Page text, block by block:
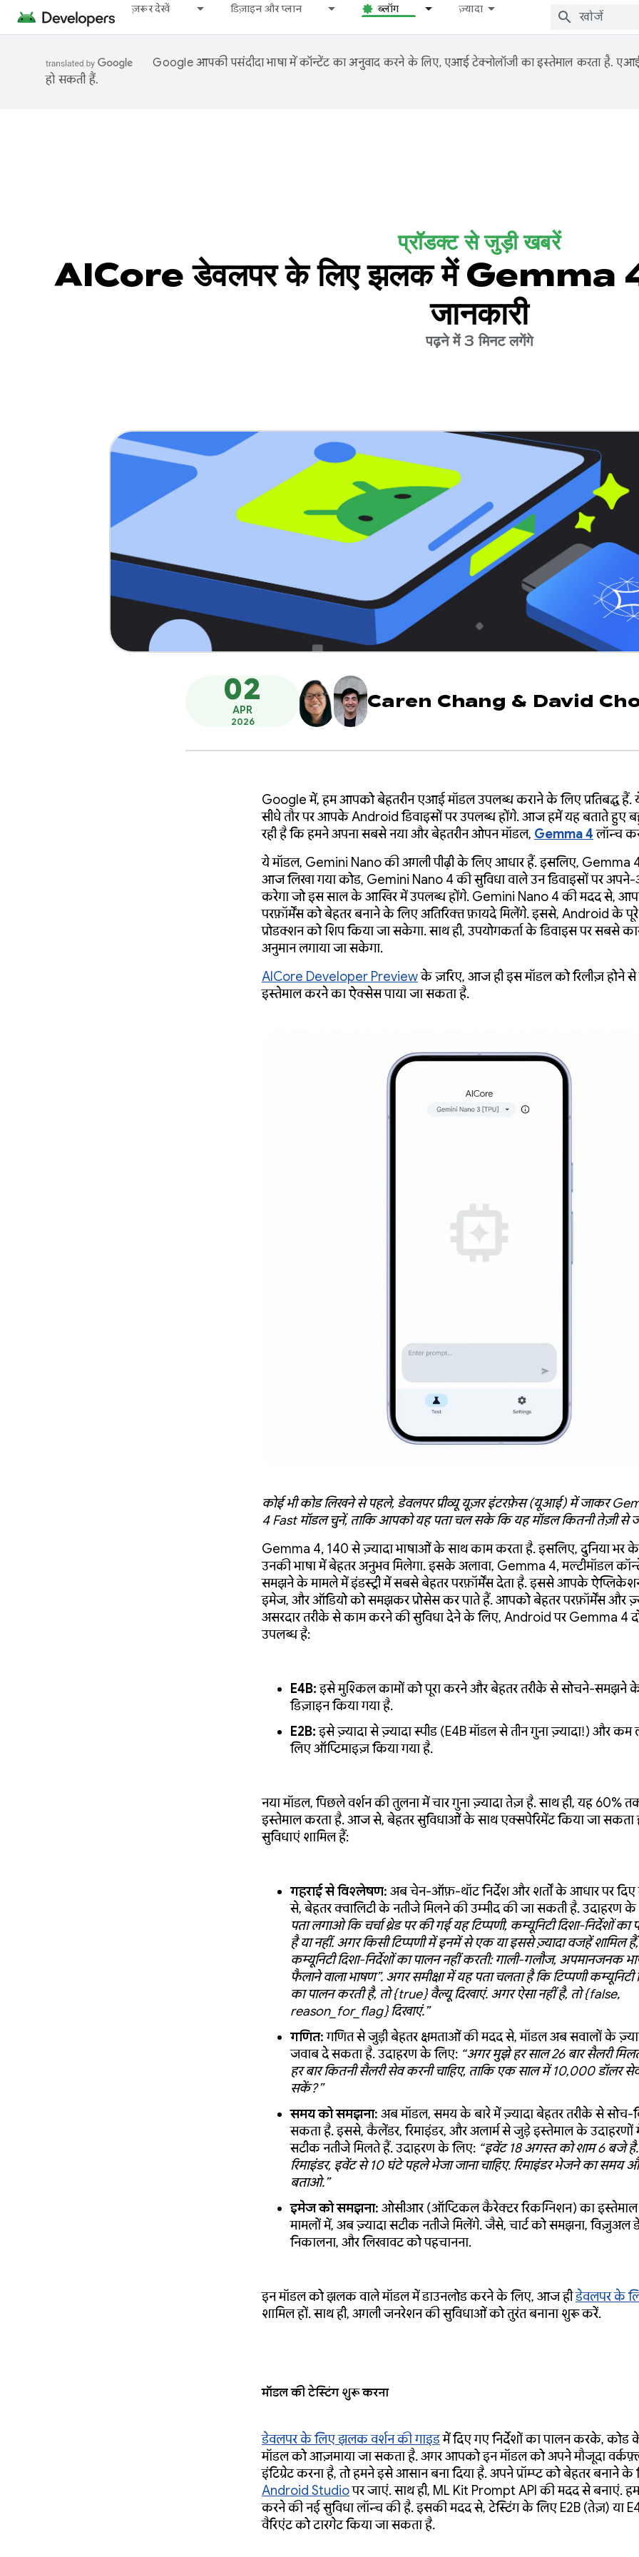
ज़रूर देखें डिज़ाइन और प्लान ब्लॉग ज़्यादा
Google आपकी पसंदीदा भाषा में कॉन्टेंट का अनुवाद करने के लिए, एआई टेक्नोलॉजी का इस्तेमाल करता है.
हो सकती हैं.
प्रॉडक्ट से जुड़ी खबरें
AICore डेवलपर के लिए झलक में Gemma 4
जानकारी
पढ़ने में 3 मिनट लगेंगे
02
APR
2026
Caren Chang & David
Google में, हम आपको बेहतरीन एआई मॉडल उपलब्ध कराने के लिए प्रतिबद्ध हैं.
सीधे तौर पर आपके Android डिवाइसों पर उपलब्ध होंगे. आज हमें यह बताते हुए
रही है कि हमने अपना सबसे नया और बेहतरीन ओपन मॉडल, Gemma 4लॉन्च
ये मॉडल, Gemini Nano की अगली पीढ़ी के लिए आधार हैं. इसलिए, Gemma
आज लिखा गया कोड, Gemini Nano 4 की सुविधा वाले उन डिवाइसों पर
करेगा जो इस साल के आखिर में उपलब्ध होंगे. Gemini Nano 4 की मदद से,
परफ़ॉर्मेंस को बेहतर बनाने के लिए अतिरिक्त फ़ायदे मिलेंगे. इससे, Android के
प्रोडक्शन को शिप किया जा सकेगा. साथ ही, उपयोगकर्ता के डिवाइस पर सबसे
अनुमान लगाया जा सकेगा.
AICore Developer Previewके ज़रिए, आज ही इस मॉडल को रिलीज़ होने
इस्तेमाल करने का ऐक्सेस पाया जा सकता है.
कोई भी कोड लिखने से पहले, डेवलपर प्रीव्यू यूज़र इंटरफ़ेस (यूआई) में जाकर
4 Fast मॉडल चुनें, ताकि आपको यह पता चल सके कि यह मॉडल कितनी तेज़ी से
Gemma 4, 140 से ज़्यादा भाषाओं के साथ काम करता है. इसलिए, दुनिया भर
उनकी भाषा में बेहतर अनुभव मिलेगा. इसके अलावा, Gemma 4, मल्टीमॉडल
समझने के मामले में इंडस्ट्री में सबसे बेहतर परफ़ॉर्मेंस देता है. इससे आपके
इमेज, और ऑडियो को समझकर प्रोसेस कर पाते हैं. आपको बेहतर परफ़ॉर्मेंस और
असरदार तरीके से काम करने की सुविधा देने के लिए, Android पर Gemma 4
उपलब्ध है:
E4B:इसे मुश्किल कामों को पूरा करने और बेहतर तरीके से सोचने-समझने
डिज़ाइन किया गया है.
E2B:इसे ज़्यादा से ज़्यादा स्पीड (E4B मॉडल से तीन गुना ज़्यादा!) और
लिए ऑप्टिमाइज़ किया गया है.
नया मॉडल, पिछले वर्शन की तुलना में चार गुना ज़्यादा तेज़ है. साथ ही, यह 60%
इस्तेमाल करता है. आज से, बेहतर सुविधाओं के साथ एक्सपेरिमेंट किया जा सकता
सुविधाएं शामिल हैं:
गहराई से विश्लेषण: अब चेन-ऑफ़-थॉट निर्देश और शर्तों के आधार पर दिए
से, बेहतर क्वालिटी के नतीजे मिलने की उम्मीद की जा सकती है. उदाहरण
पता लगाओ कि चर्चा थ्रेड पर की गई यह टिप्पणी, कम्यूनिटी दिशा-निर्देशों का
है या नहीं. अगर किसी टिप्पणी में इनमें से एक या इससे ज़्यादा वजहें शामिल
कम्यूनिटी दिशा-निर्देशों का पालन नहीं करती: गाली-गलौज, अपमानजनक
फैलाने वाला भाषण”. अगर समीक्षा में यह पता चलता है कि टिप्पणी कम्यूनिटी
का पालन करती है, तो {true} वैल्यू दिखाएं. अगर ऐसा नहीं है, तो {false,
reason_for_flag} दिखाएं.”
गणित:गणित से जुड़ी बेहतर क्षमताओं की मदद से, मॉडल अब सवालों के
जवाब दे सकता है. उदाहरण के लिए: “अगर मुझे हर साल 26 बार सैलरी
हर बार कितनी सैलरी सेव करनी चाहिए, ताकि एक साल में 10,000 डॉलर
सकें?”
समय को समझना: अब मॉडल, समय के बारे में ज़्यादा बेहतर तरीके से सोच-
सकता है. इससे, कैलेंडर, रिमाइंडर, और अलार्म से जुड़े इस्तेमाल के उदाहरणों
सटीक नतीजे मिलते हैं. उदाहरण के लिए: “इवेंट 18 अगस्त को शाम 6 बजे
रिमाइंडर, इवेंट से 10 घंटे पहले भेजा जाना चाहिए. रिमाइंडर भेजने का समय
बताओ.”
इमेज को समझना: ओसीआर (ऑप्टिकल कैरेक्टर रिकग्निशन) का
मामलों में, अब ज़्यादा सटीक नतीजे मिलेंगे. जैसे, चार्ट को समझना, विज़ुअल
निकालना, और लिखावट को पहचानना.
इन मॉडल को झलक वाले मॉडल में डाउनलोड करने के लिए, आज हीडेवलपर के
शामिल हों. साथ ही, अगली जनरेशन की सुविधाओं को तुरंत बनाना शुरू करें.
मॉडल की टेस्टिंग शुरू करना
डेवलपर के लिए झलक वर्शन की गाइडमें दिए गए निर्देशों का पालन करके, कोड
मॉडल को आज़माया जा सकता है. अगर आपको इन मॉडल को अपने मौजूदा
इंटिग्रेट करना है, तो हमने इसे आसान बना दिया है. अपने प्रॉम्प्ट को बेहतर बनाने के
Android Studioपर जाएं. साथ ही, ML Kit Prompt API की मदद से बनाएं.
करने की नई सुविधा लॉन्च की है. इसकी मदद से, टेस्टिंग के लिए E2B (तेज़) या
वैरिएंट को टारगेट किया जा सकता है.